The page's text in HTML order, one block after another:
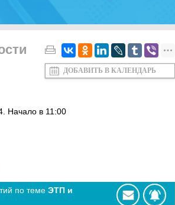
ДОБАВИТЬ В КАЛЕНДАРЬ
Начало в 11:00
по теме ЭТП и